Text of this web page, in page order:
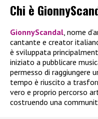
Chi è
GionnyScandal , nome
cantante e creator
è sviluppata
iniziato a pubblicare
permesso di raggiungere
tempo è riuscito a
vero e proprio percorso
costruendo una